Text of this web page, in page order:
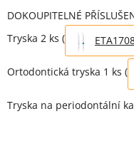
DOKOUPITELNÉ
Tryska 2 ks (
Ortodontická tryska 1 ks (
Tryska na periodontální